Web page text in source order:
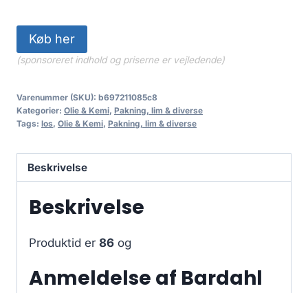
Køb her
(sponsoreret indhold og priserne er vejledende)
Varenummer (SKU): b697211085c8
Kategorier: Olie & Kemi, Pakning, lim & diverse
Tags: los, Olie & Kemi, Pakning, lim & diverse
Beskrivelse
Beskrivelse
Produktid er 86 og
Anmeldelse af Bardahl